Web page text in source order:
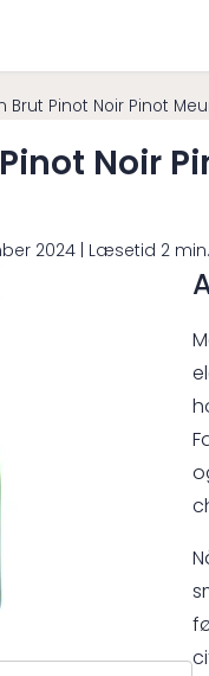
Brut Pinot Noir Pinot
Noir
2024 | Læsetid 2 min.